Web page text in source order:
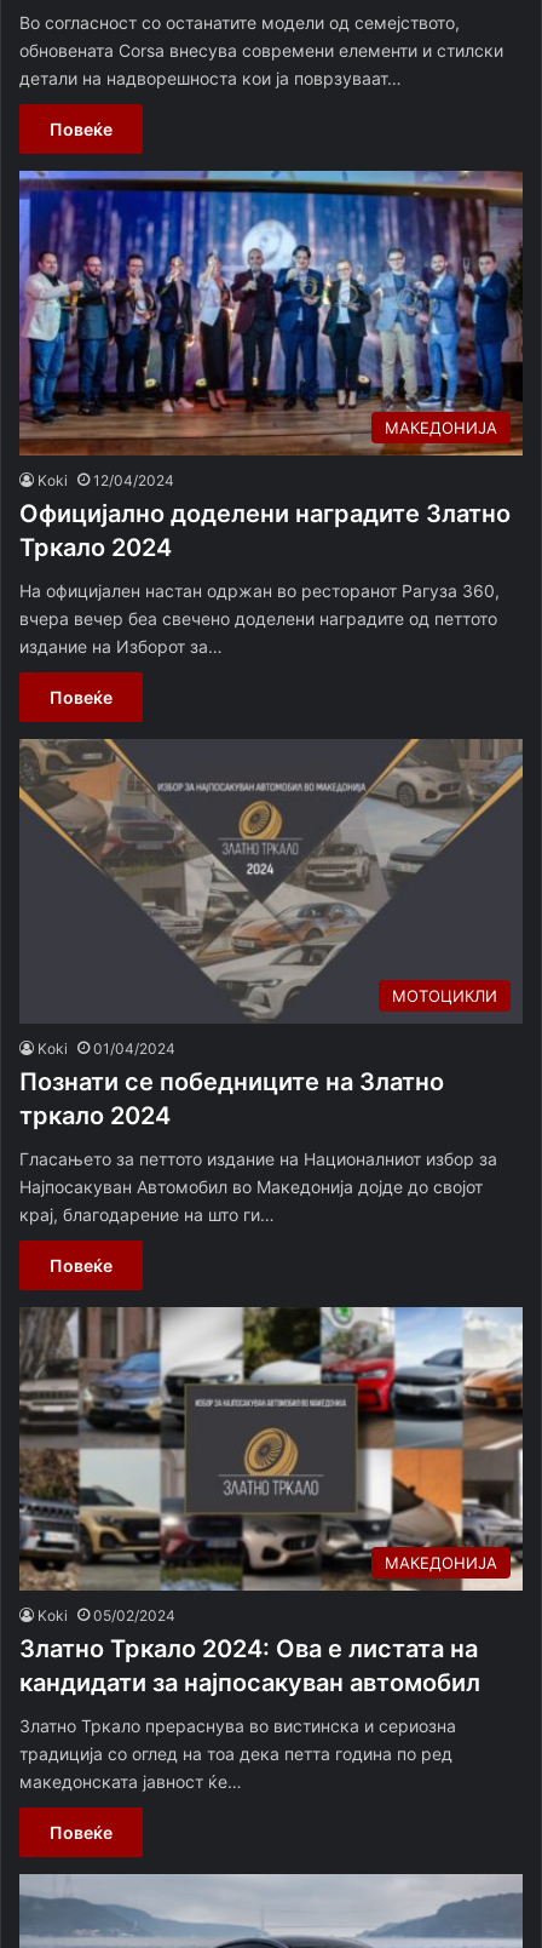
Во согласност со останатите модели од семејството,
обновената Corsa внесува современи елементи и стилски
детали на надворешноста кои ја поврзуваат…
Повеќе
МАКЕДОНИЈА
Koki 12/04/2024
Официјално доделени наградите Златно
Тркало 2024
На официјален настан одржан во ресторанот Рагуза 360,
вчера вечер беа свечено доделени наградите од петтото
издание на Изборот за…
Повеќе
МОТОЦИКЛИ
Koki 01/04/2024
Познати се победниците на Златно
тркало 2024
Гласањето за петтото издание на Националниот избор за
Најпосакуван Автомобил во Македонија дојде до својот
крај, благодарение на што ги…
Повеќе
МАКЕДОНИЈА
Koki 05/02/2024
Златно Тркало 2024: Ова е листата на
кандидати за најпосакуван автомобил
Златно Тркало прераснува во вистинска и сериозна
традиција со оглед на тоа дека петта година по ред
македонската јавност ќе…
Повеќе